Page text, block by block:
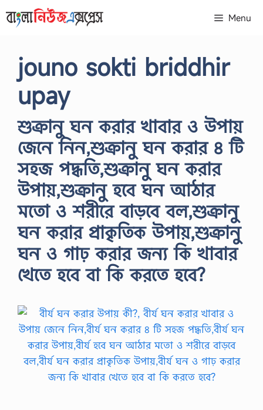
to
Menu
jouno sokti briddhir
upay
শুক্রানু ঘন করার খাবার ও উপায়
জেনে নিন,শুক্রানু ঘন করার ৪ টি
সহজ পদ্ধতি,শুক্রানু ঘন করার
উপায়,শুক্রানু হবে ঘন আঠার
মতো ও শরীরে বাড়বে বল,শুক্রানু
ঘন করার প্রাকৃতিক উপায়,শুক্রানু
ঘন ও গাঢ় করার জন্য কি খাবার
খেতে হবে বা কি করতে হবে?